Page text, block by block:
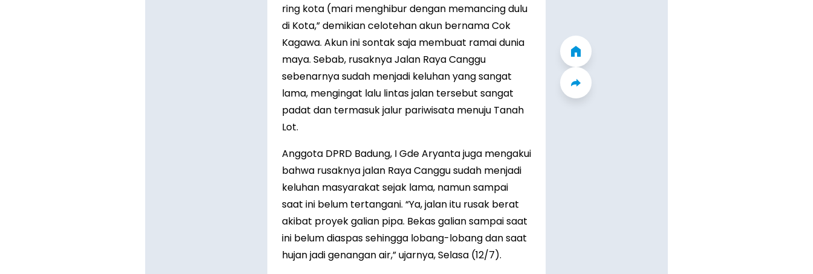
ring kota (mari menghibur dengan memancing dulu
di Kota,” demikian celotehan akun bernama Cok
Kagawa. Akun ini sontak saja membuat ramai dunia
maya. Sebab, rusaknya Jalan Raya Canggu
sebenarnya sudah menjadi keluhan yang sangat
lama, mengingat lalu lintas jalan tersebut sangat
padat dan termasuk jalur pariwisata menuju Tanah
Lot.
Anggota DPRD Badung, I Gde Aryanta juga mengakui
bahwa rusaknya jalan Raya Canggu sudah menjadi
keluhan masyarakat sejak lama, namun sampai
saat ini belum tertangani. “Ya, jalan itu rusak berat
akibat proyek galian pipa. Bekas galian sampai saat
ini belum diaspas sehingga lobang-lobang dan saat
hujan jadi genangan air,” ujarnya, Selasa (12/7).